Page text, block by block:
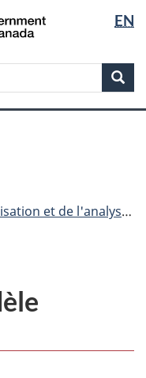
»
la
langue
EN
de l'analyse climatique